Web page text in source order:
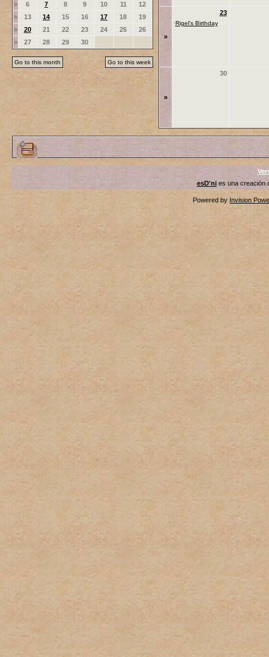
»
6 7 8 9 10 11
12
»
13 14 15 16 17 18
19
»
20 21 22 23 24 25
26
»
27 28 29 30
Go to this month Go to this week
»
23
·Rigel's Birthday
»
30
esD'nies una creación
Powered by Invision